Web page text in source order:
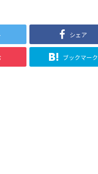
シェア
ブックマーク